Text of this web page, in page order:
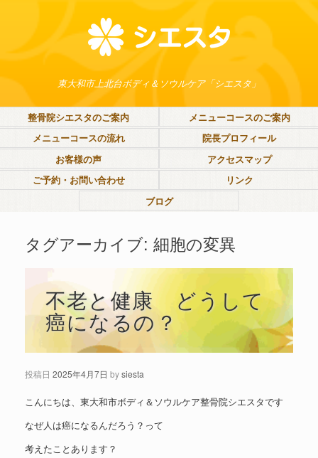
東大和市上北台ボディ＆ソウルケア「シエスタ」
整骨院シエスタのご案内
メニューコースのご案内
メニューコースの流れ
院長プロフィール
お客様の声
アクセスマップ
ご予約・お問い合わせ
リンク
ブログ
タグアーカイブ: 細胞の変異
不老と健康 どうして
癌になるの？
投稿日 2025年4月7日 bysiesta
こんにちは、東大和市ボディ＆ソウルケア整骨院シエスタです
なぜ人は癌になるんだろう？って
考えたことあります？